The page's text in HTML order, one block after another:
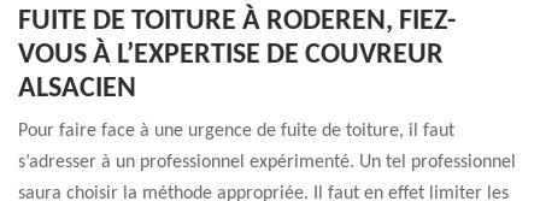
FUITE DE TOITURE À RODEREN, FIEZ-
VOUS À L’EXPERTISE DE COUVREUR
ALSACIEN
Pour faire face à une urgence de fuite de toiture, il faut
s’adresser à un professionnel expérimenté. Un tel professionnel
saura choisir la méthode appropriée. Il faut en effet limiter les